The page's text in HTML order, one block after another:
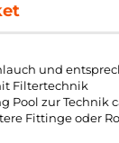
und
Filtertechnik
Pool zur Technik
Fittinge oder